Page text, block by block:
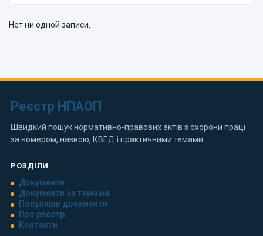
Нет ни одной записи.
Реєстр НПАОП
Швидкий пошук нормативно-правових актів з охорони праці
за номером, назвою, КВЕД і практичними темами.
РОЗДІЛИ
Документи
Документи за темами
Популярні документи
Про реєстр
Контакти